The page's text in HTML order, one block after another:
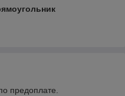
предоплате.